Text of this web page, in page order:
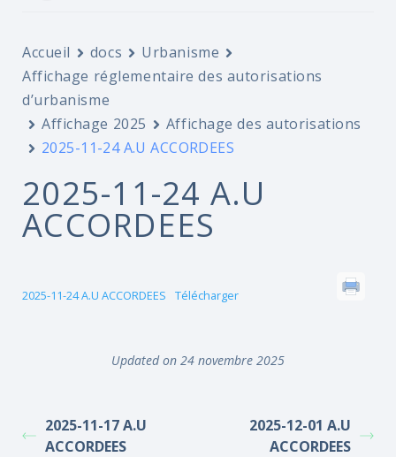
Accueil docs
Urbanisme
Affichage réglementaire des autorisations
d’urbanisme
Affichage 2025
Affichage des autorisations
2025-11-24 A.U ACCORDEES
2025-11-24 A.U
ACCORDEES
2025-11-24 A.U ACCORDEES Télécharger
Updated on 24 novembre 2025
2025-11-17 A.U
ACCORDEES
2025-12-01 A.U
ACCORDEES